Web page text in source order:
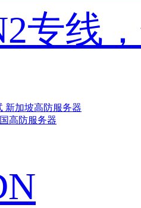
专线
新加坡高防服务器
高防服务器